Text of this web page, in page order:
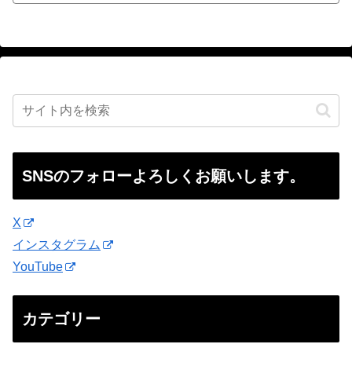
SNSのフォローよろしくお願いします。
X
インスタグラム
YouTube
カテゴリー